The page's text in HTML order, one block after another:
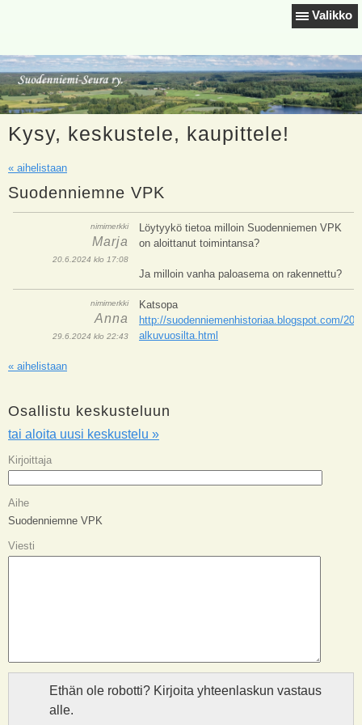
Valikko
Kysy, keskustele, kaupittele!
« aihelistaan
Suodenniemne VPK
nimimerkki
Marja
20.6.2024 klo 17:08
Löytyykö tietoa milloin Suodenniemen VPK
on aloittanut toimintansa?
Ja milloin vanha paloasema on rakennettu?
nimimerkki
Anna
29.6.2024 klo 22:43
Katsopa
http://suodenniemenhistoriaa.blogspot.com/
alkuvuosilta.html
« aihelistaan
Osallistu keskusteluun
tai aloita uusi keskustelu »
Kirjoittaja
Aihe
Suodenniemne VPK
Viesti
Ethän ole robotti? Kirjoita yhteenlaskun vastaus
alle.